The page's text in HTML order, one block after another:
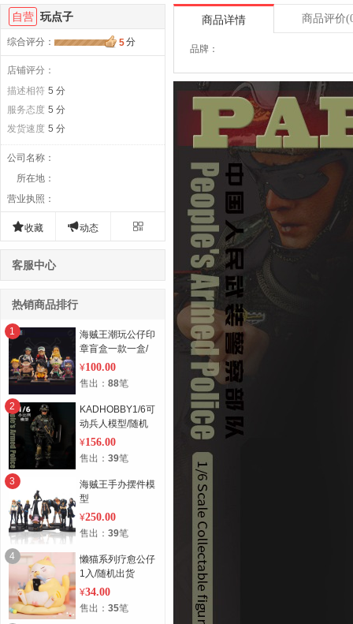
商品详情 商品评价
品牌：
自营 玩点子
综合评分 ： 5分
店铺评分：
描述相符 5 分
服务态度 5 分
发货速度 5 分
公司名称 ：
所在地 ：
营业执照 ：
收藏 动态 
客服中心
热销商品排行
1
海贼王潮玩公仔印
章盲盒一款一盒/
随机出货
¥100.00
售出： 88笔
2
KADHOBBY1/6可
动兵人模型/随机
出货
¥156.00
售出： 39笔
3
海贼王手办摆件模
型
¥250.00
售出： 39笔
4
懒猫系列疗愈公仔
1入/随机出货
¥34.00
售出： 35笔